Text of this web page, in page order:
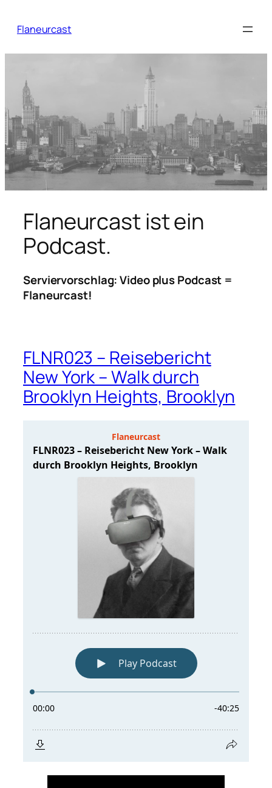
Inhalt
Flaneurcast
Flaneurcast ist ein
Podcast.
Serviervorschlag: Video plus Podcast =
Flaneurcast!
FLNR023 – Reisebericht
New York – Walk durch
Brooklyn Heights, Brooklyn